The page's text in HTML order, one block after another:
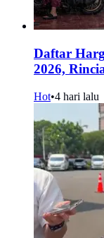
Daftar
2026,
Hot•4 hari lalu